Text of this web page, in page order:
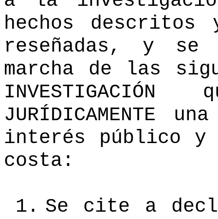
hechos descritos
reseñadas, y
marcha de las
JURÍDICAMENTE
interés público y
costa:
1. Se cite a